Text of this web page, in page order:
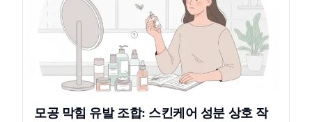
모공 막힘 유발 조합: 스킨케어 성분 상호 작